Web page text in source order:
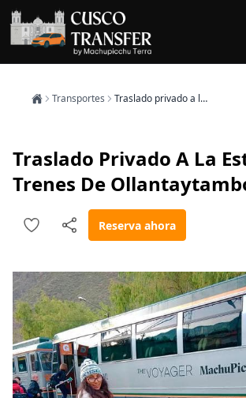
Transportes Traslado privado a la estación de trenes de Ollantaytambo
Traslado Privado A La
Trenes De
Reserva ahora